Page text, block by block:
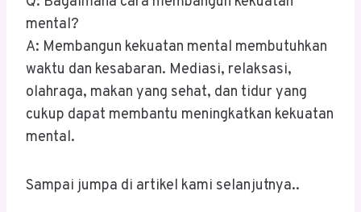
mental?
A: Membangun kekuatan mental membutuhkan
waktu dan kesabaran. Mediasi, relaksasi,
olahraga, makan yang sehat, dan tidur yang
cukup dapat membantu meningkatkan kekuatan
mental.
Sampai jumpa di artikel kami selanjutnya..